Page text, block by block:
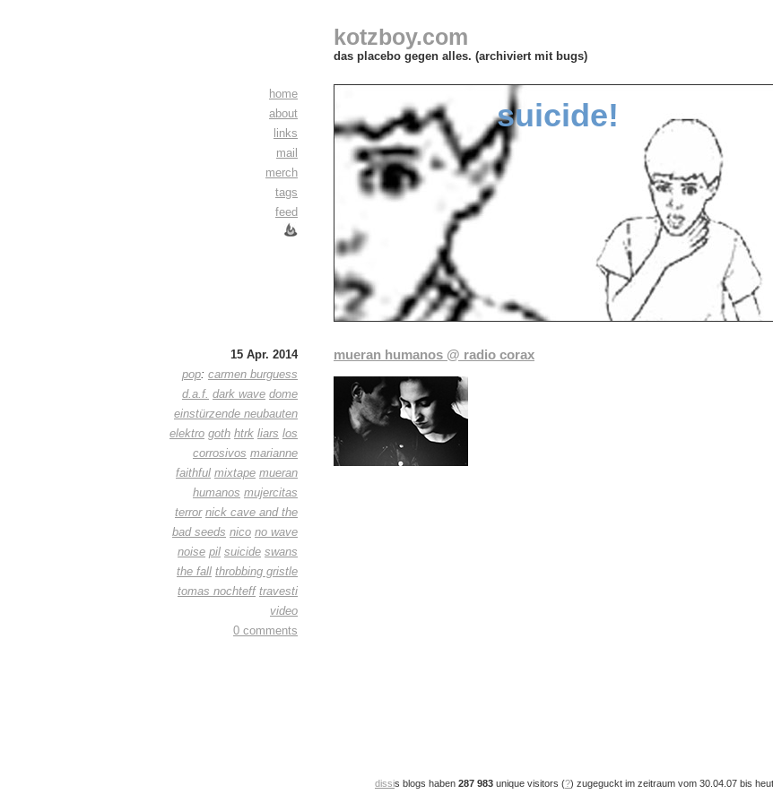
kotzboy.com
das placebo gegen alles. (archiviert mit bugs)
home
about
links
mail
merch
tags
feed
suicide!
15 Apr. 2014
pop: carmen burguess
d.a.f. dark wave dome
einstürzende neubauten
elektro goth htrk liars los
corrosivos marianne
faithful mixtape mueran
humanos mujercitas
terror nick cave and the
bad seeds nico no wave
noise pil suicide swans
the fall throbbing gristle
tomas nochteff travesti
video
0 comments
mueran humanos @ radio corax
dissis blogs haben 287 983 unique visitors (?) zugeguckt im zeitraum vom 30.04.07 bis